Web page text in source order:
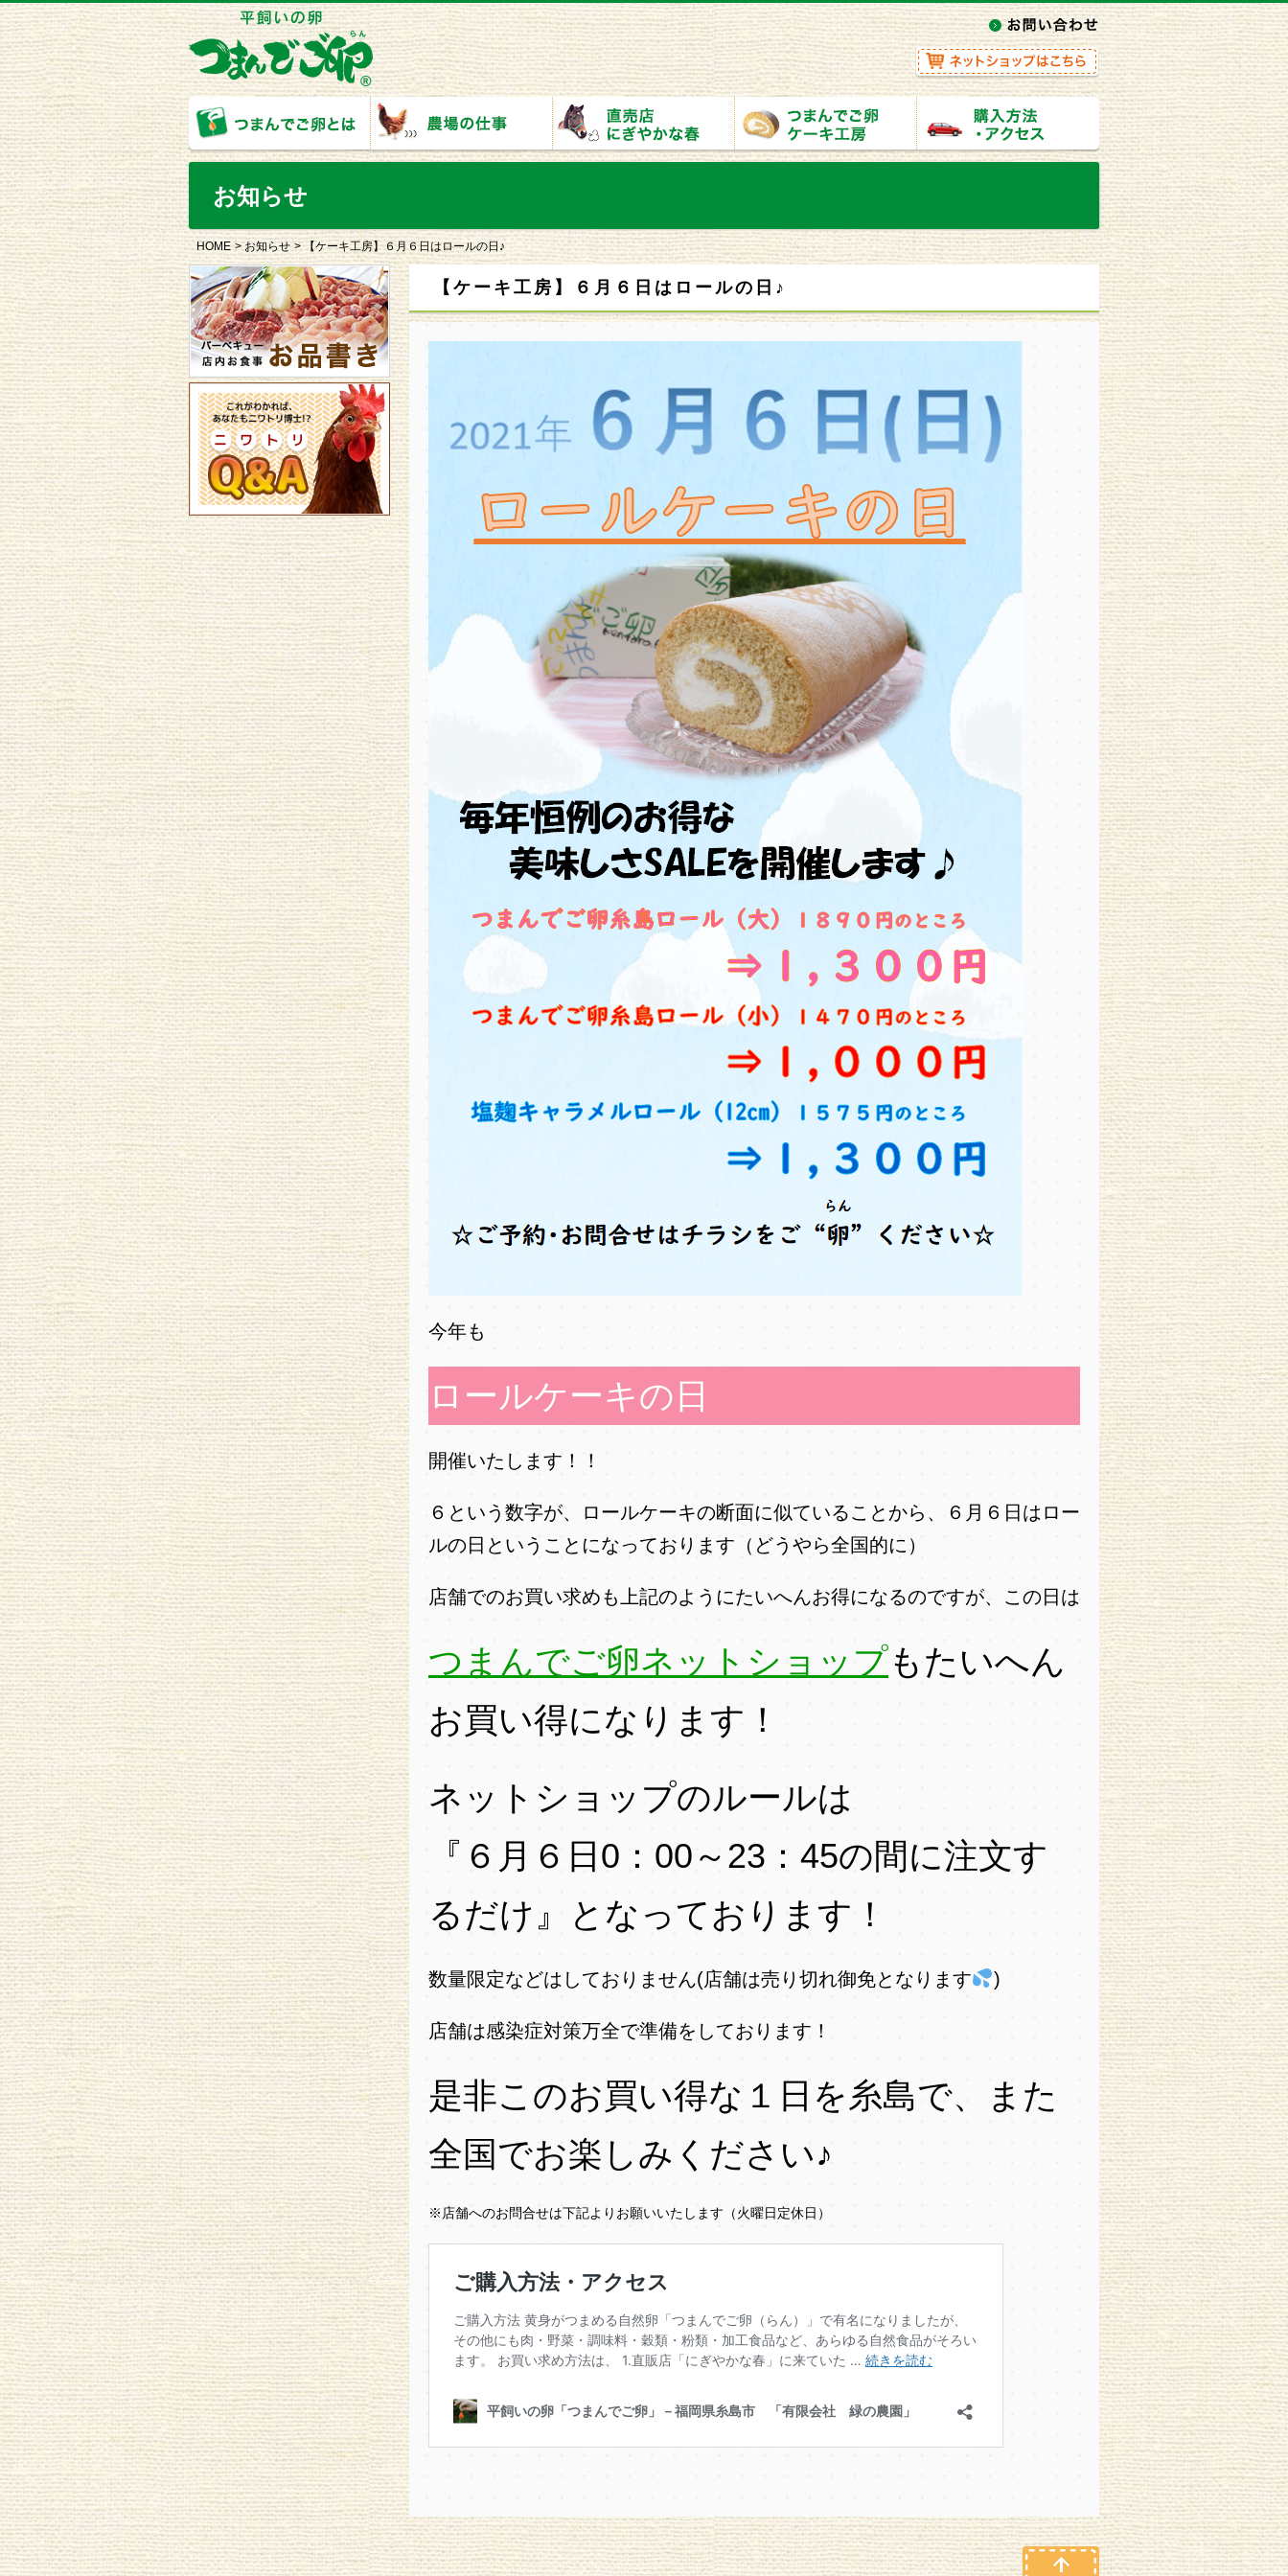
お知らせ
HOME お知らせ 【ケーキ工房】６月６日はロールの日♪
【ケーキ工房】６月６日はロールの日♪
今年も
ロールケーキの日
開催いたします！！
６という数字が、ロールケーキの断面に似ていることから、６月６日はロー
ルの日ということになっております（どうやら全国的に）
店舗でのお買い求めも上記のようにたいへんお得になるのですが、この日は
つまんでご卵ネットショップもたいへん
お買い得になります！
ネットショップのルールは
『６月６日0：00～23：45の間に注文す
るだけ』となっております！
数量限定などはしておりません(店舗は売り切れ御免となります )
店舗は感染症対策万全で準備をしております！
是非このお買い得な１日を糸島で、また
全国でお楽しみください♪
※店舗へのお問合せは下記よりお願いいたします（火曜日定休日）